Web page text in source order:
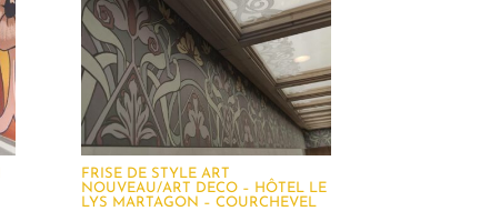
FRISE DE STYLE ART
NOUVEAU/ART DECO – HÔTEL LE
LYS MARTAGON – COURCHEVEL